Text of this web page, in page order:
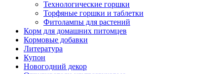
Технологические горшки
Торфяные горшки и таблетки
Фитолампы для растений
Корм для домашних питомцев
Кормовые добавки
Литература
Купон
Новогодний декор